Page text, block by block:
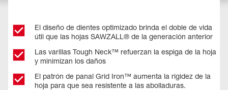
El diseño de dientes optimizado brinda el doble de vida
útil que las hojas SAWZALL® de la generación anterior
Las varillas Tough Neck™ refuerzan la espiga de la hoja
y minimizan los daños
El patrón de panal Grid Iron™ aumenta la rigidez de la
hoja para que sea resistente a las abolladuras.